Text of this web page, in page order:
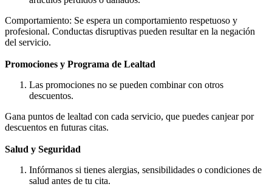
Comportamiento: Se espera un comportamiento respetuoso y
profesional. Conductas disruptivas pueden resultar en la negación
del servicio.
Promociones y Programa de Lealtad
Las promociones no se pueden combinar con otros
descuentos.
Gana puntos de lealtad con cada servicio, que puedes canjear por
descuentos en futuras citas.
Salud y Seguridad
Infórmanos si tienes alergias, sensibilidades o condiciones de
salud antes de tu cita.